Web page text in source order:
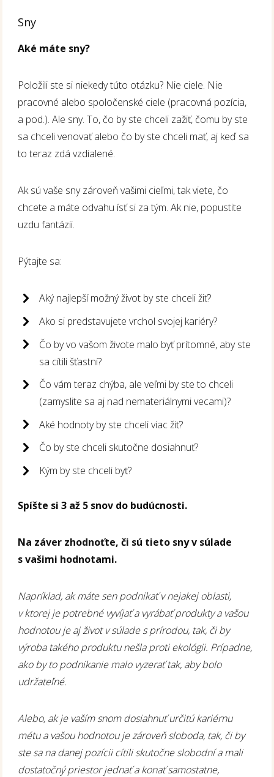
Sny
Aké máte sny?
Položili ste si niekedy túto otázku? Nie ciele. Nie
pracovné alebo spoločenské ciele (pracovná pozícia,
a pod.). Ale sny. To, čo by ste chceli zažiť, čomu by ste
sa chceli venovať alebo čo by ste chceli mať, aj keď sa
to teraz zdá vzdialené.
Ak sú vaše sny zároveň vašimi cieľmi, tak viete, čo
chcete a máte odvahu ísť si za tým. Ak nie, popustite
uzdu fantázii.
Pýtajte sa:
Aký najlepší možný život by ste chceli žiť?
Ako si predstavujete vrchol svojej kariéry?
Čo by vo vašom živote malo byť prítomné, aby ste
sa cítili šťastní?
Čo vám teraz chýba, ale veľmi by ste to chceli
(zamyslite sa aj nad nemateriálnymi vecami)?
Aké hodnoty by ste chceli viac žiť?
Čo by ste chceli skutočne dosiahnuť?
Kým by ste chceli byť?
Spíšte si 3 až 5 snov do budúcnosti.
Na záver zhodnoťte, či sú tieto sny v súlade
s vašimi hodnotami.
Napríklad, ak máte sen podnikať v nejakej oblasti,
v ktorej je potrebné vyvíjať a vyrábať produkty a vašou
hodnotou je aj život v súlade s prírodou, tak, či by
výroba takého produktu nešla proti ekológii. Prípadne,
ako by to podnikanie malo vyzerať tak, aby bolo
udržateľné.
Alebo, ak je vaším snom dosiahnuť určitú kariérnu
métu a vašou hodnotou je zároveň sloboda, tak, či by
ste sa na danej pozícii cítili skutočne slobodní a mali
dostatočný priestor jednať a konať samostatne,